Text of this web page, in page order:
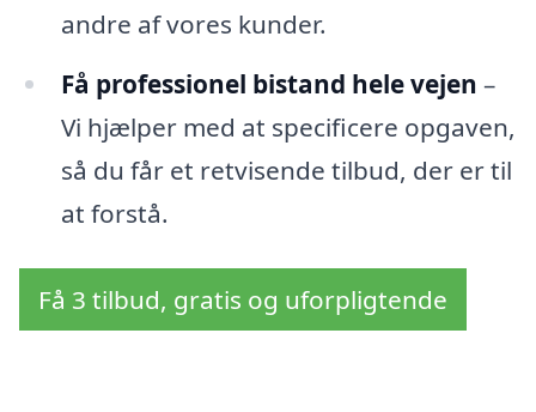
andre af vores kunder.
Få professionel bistand hele vejen –
Vi hjælper med at specificere opgaven,
så du får et retvisende tilbud, der er til
at forstå.
Få 3 tilbud, gratis og uforpligtende